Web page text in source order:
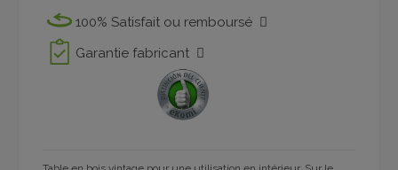
100% Satisfait ou remboursé
Garantie fabricant